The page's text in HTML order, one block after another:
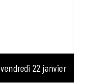
vendredi 22 janvier